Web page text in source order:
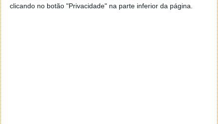
clicando no botão "Privacidade" na parte inferior da página.